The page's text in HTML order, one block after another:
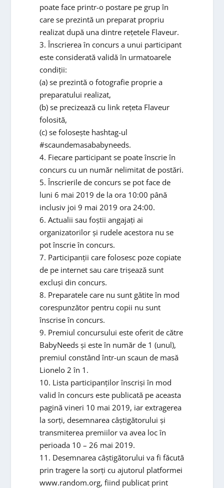
poate face printr-o postare pe grup în
care se prezintă un preparat propriu
realizat după una dintre rețetele Flaveur.
3. Înscrierea în concurs a unui participant
este considerată validă în urmatoarele
condiții:
(a) se prezintă o fotografie proprie a
preparatului realizat,
(b) se precizează cu link rețeta Flaveur
folosită,
(c) se folosește hashtag-ul
#scaundemasababyneeds.
4. Fiecare participant se poate înscrie în
concurs cu un număr nelimitat de postări.
5. Înscrierile de concurs se pot face de
luni 6 mai 2019 de la ora 10:00 până
inclusiv joi 9 mai 2019 ora 24:00.
6. Actualii sau foștii angajați ai
organizatorilor și rudele acestora nu se
pot înscrie în concurs.
7. Participanții care folosesc poze copiate
de pe internet sau care trișează sunt
excluși din concurs.
8. Preparatele care nu sunt gătite în mod
corespunzător pentru copii nu sunt
înscrise în concurs.
9. Premiul concursului este oferit de către
BabyNeeds și este în număr de 1 (unul),
premiul constând într-un scaun de masă
Lionelo 2 în 1.
10. Lista participanților înscriși în mod
valid în concurs este publicată pe aceasta
pagină vineri 10 mai 2019, iar extragerea
la sorți, desemnarea câștigătorului și
transmiterea premiilor va avea loc în
perioada 10 – 26 mai 2019.
11. Desemnarea câștigătorului va fi făcută
prin tragere la sorți cu ajutorul platformei
www.random.org, fiind publicat print